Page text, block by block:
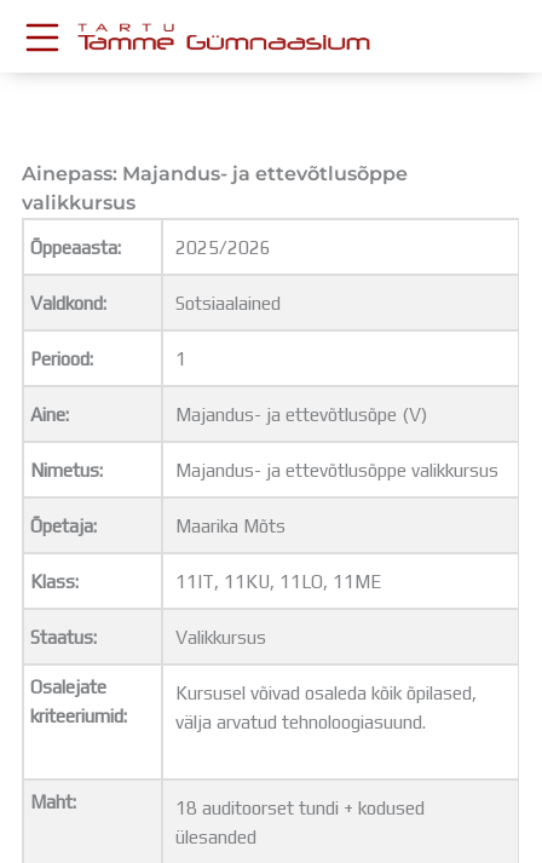
content
Postkast
Drive
Tamme TV
Tamme Leht
Kooliraadio
Koorilaul
ÕPPETÖÖ
Tunniplaan
Aastaplaan
Õppekava
Ainepassid
Huviringid
Õpilastööd (UPT)
Distantsõpe
Kodukord
ÜLDINFO
Meie kool
Dokumendid
Vilistlastele
Toitlustamine
Ainepass: Majandus- ja ettevõtlusõppe
valikkursus
Õppeaasta: 2025/2026
Valdkond: Sotsiaalained
Periood: 1
Aine: Majandus- ja ettevõtlusõpe (V)
Nimetus: Majandus- ja ettevõtlusõppe valikkursus
Õpetaja: Maarika Mõts
Klass: 11IT, 11KU, 11LO, 11ME
Staatus: Valikkursus
Osalejate
kriteeriumid:
Kursusel võivad osaleda kõik õpilased,
välja arvatud tehnoloogiasuund.
Maht:
18 auditoorset tundi + kodused
ülesanded